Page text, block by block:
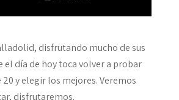
disfrutando mucho de sus
el día de hoy toca volver a probar
y elegir los mejores. Veremos
disfrutaremos.